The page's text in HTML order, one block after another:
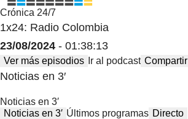
Crónica 24/7
1x24: Radio Colombia
23/08/2024 - 01:38:13
Ver más episodios Ir al podcast Compartir
Noticias en 3′
Noticias en 3′
Noticias en 3′ Últimos programas Directo